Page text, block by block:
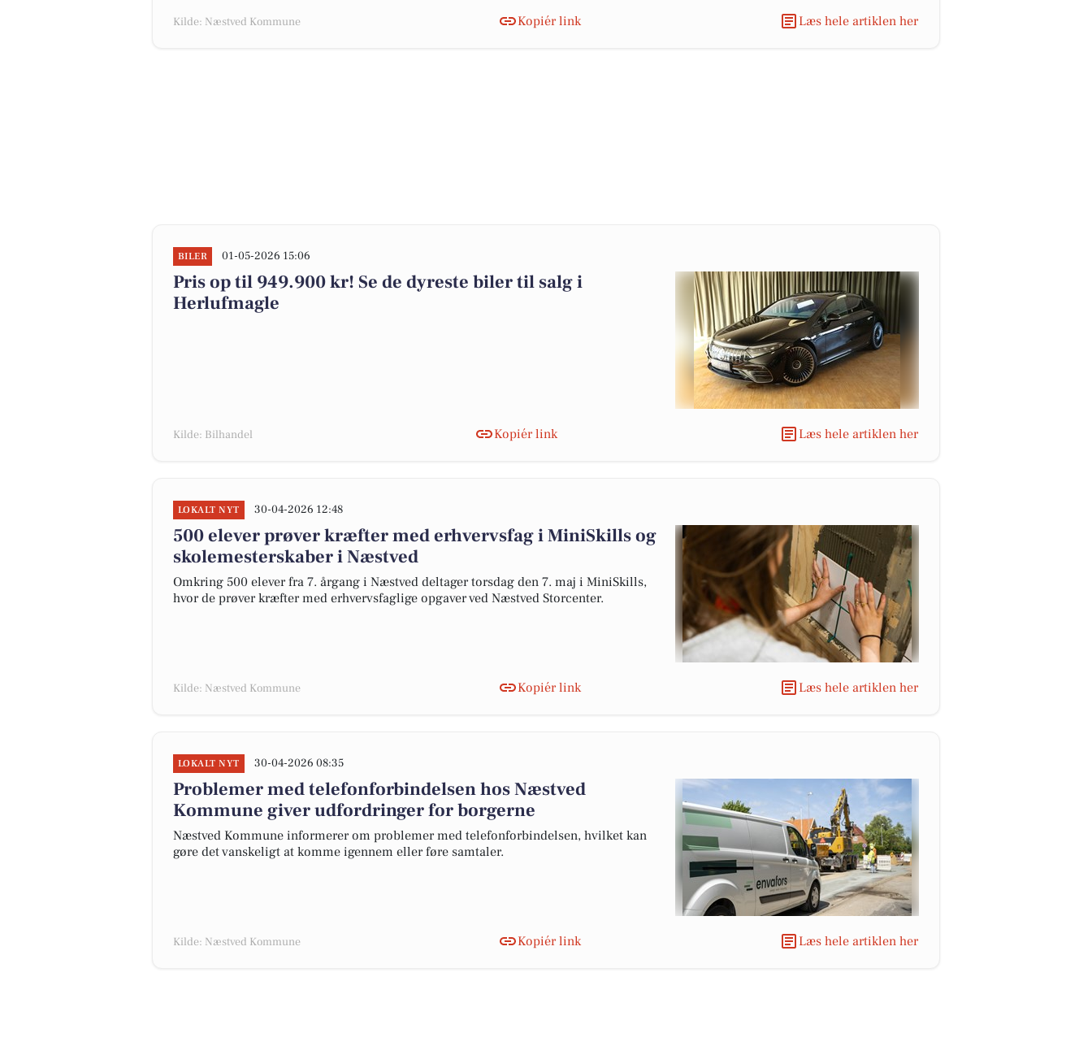
Kilde: Næstved Kommune Kopiér link Læs hele artiklen her
BILER 01-05-2026 15:06
Pris op til 949.900 kr! Se de dyreste biler til salg i
Herlufmagle
Kilde: Bilhandel Kopiér link Læs hele artiklen her
LOKALT NYT 30-04-2026 12:48
500 elever prøver kræfter med erhvervsfag i MiniSkills og
skolemesterskaber i Næstved
Omkring 500 elever fra 7. årgang i Næstved deltager torsdag den 7. maj i MiniSkills,
hvor de prøver kræfter med erhvervsfaglige opgaver ved Næstved Storcenter.
Kilde: Næstved Kommune Kopiér link Læs hele artiklen her
LOKALT NYT 30-04-2026 08:35
Problemer med telefonforbindelsen hos Næstved
Kommune giver udfordringer for borgerne
Næstved Kommune informerer om problemer med telefonforbindelsen, hvilket kan
gøre det vanskeligt at komme igennem eller føre samtaler.
Kilde: Næstved Kommune Kopiér link Læs hele artiklen her